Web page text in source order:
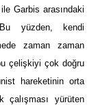
Garbis arasındaki
yüzden, kendi
zaman zaman
çelişkiyi çok doğru
hareketinin orta
çalışması yürüten